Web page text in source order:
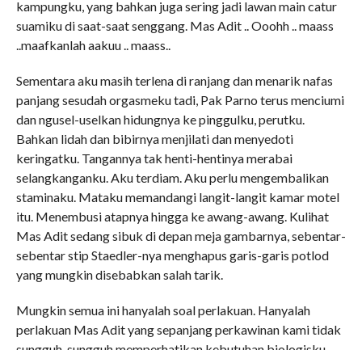
kampungku, yang bahkan juga sering jadi lawan main catur
suamiku di saat-saat senggang. Mas Adit .. Ooohh .. maass
..maafkanlah aakuu .. maass..
Sementara aku masih terlena di ranjang dan menarik nafas
panjang sesudah orgasmeku tadi, Pak Parno terus menciumi
dan ngusel-uselkan hidungnya ke pinggulku, perutku.
Bahkan lidah dan bibirnya menjilati dan menyedoti
keringatku. Tangannya tak henti-hentinya merabai
selangkanganku. Aku terdiam. Aku perlu mengembalikan
staminaku. Mataku memandangi langit-langit kamar motel
itu. Menembusi atapnya hingga ke awang-awang. Kulihat
Mas Adit sedang sibuk di depan meja gambarnya, sebentar-
sebentar stip Staedler-nya menghapus garis-garis potlod
yang mungkin disebabkan salah tarik.
Mungkin semua ini hanyalah soal perlakuan. Hanyalah
perlakuan Mas Adit yang sepanjang perkawinan kami tidak